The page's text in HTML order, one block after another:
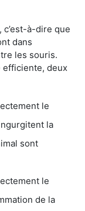
à-dire que
dans
les souris.
efficiente, deux
le
la
sont
le
de la